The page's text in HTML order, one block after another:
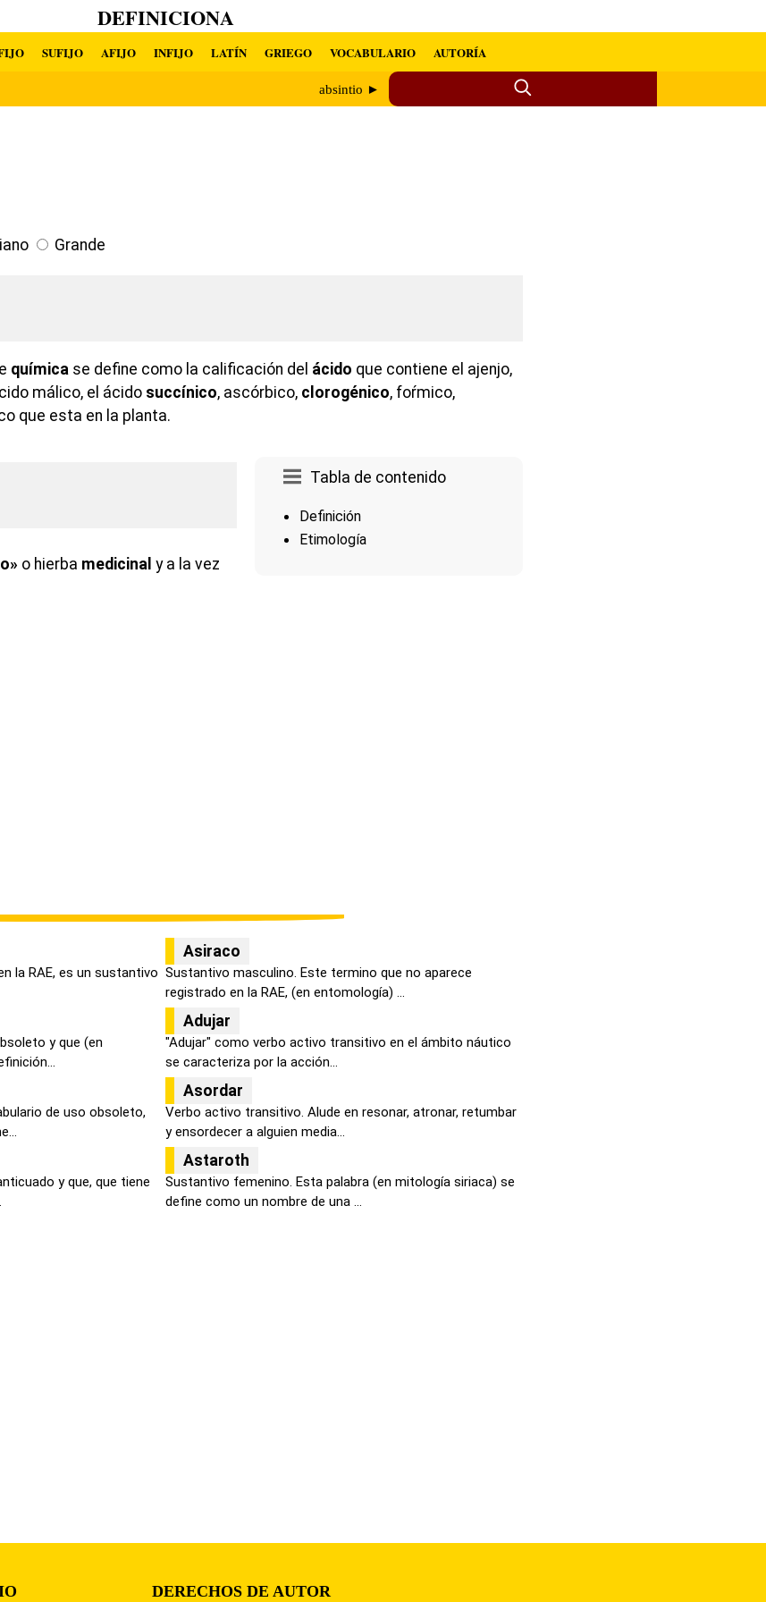
DEFINICIONA
SUFIJO AFIJO INFIJO LATÍN GRIEGO VOCABULARIO AUTORÍA
absintio ►
Grande
química se define como la calificación del ácido que contiene el ajenjo,
málico, el ácido succínico, ascórbico, clorogénico, foŕmico,
que esta en la planta.
Tabla de contenido
Definición
Etimología
o hierba medicinal y a la vez
la RAE, es un sustantivo
Asiraco
Sustantivo masculino. Este termino que no aparece
registrado en la RAE, (en entomología) ...
y que (en
Adujar
"Adujar" como verbo activo transitivo en el ámbito náutico
se caracteriza por la acción...
de uso obsoleto,
Asordar
Verbo activo transitivo. Alude en resonar, atronar, retumbar
y ensordecer a alguien media...
y que, que tiene
Astaroth
Sustantivo femenino. Esta palabra (en mitología siriaca) se
define como un nombre de una ...
DERECHOS DE AUTOR